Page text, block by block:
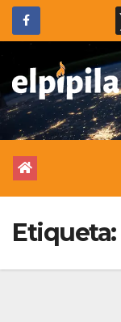
Etiqueta: